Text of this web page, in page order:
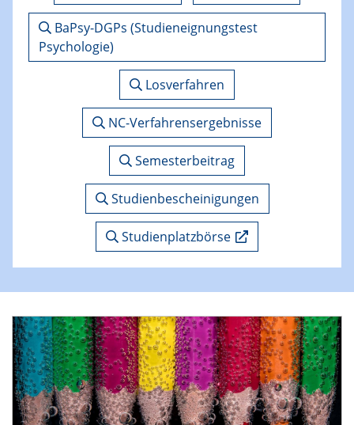
BaPsy-DGPs (Studieneignungstest
Psychologie)
Losverfahren
NC-Verfahrensergebnisse
Semesterbeitrag
Studienbescheinigungen
Studienplatzbörse